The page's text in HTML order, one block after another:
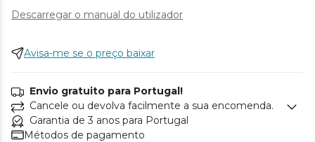
Descarregar o manual do utilizador
Avisa-me se o preço baixar
Envio gratuito para Portugal!
Cancele ou devolva facilmente a sua encomenda.
Garantia de 3 anos para Portugal
Métodos de pagamento